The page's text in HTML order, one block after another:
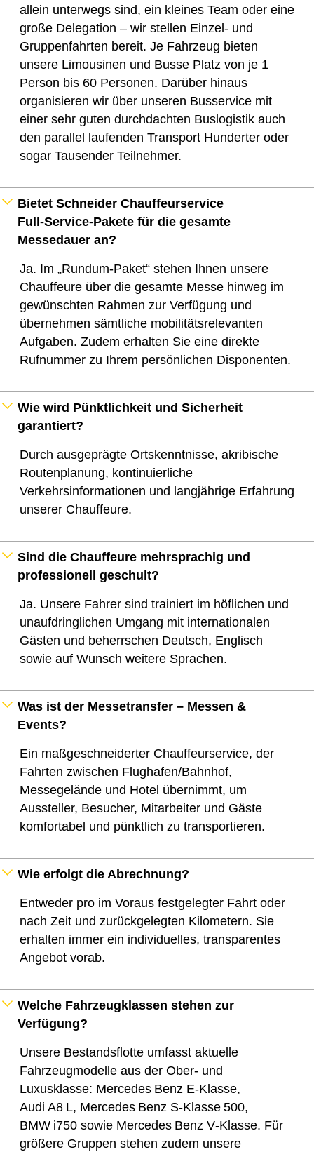
allein unterwegs sind, ein kleines Team oder eine
große Delegation – wir stellen Einzel‑ und
Gruppenfahrten bereit. Je Fahrzeug bieten
unsere Limousinen und Busse Platz von je 1
Person bis 60 Personen. Darüber hinaus
organisieren wir über unseren Busservice mit
einer sehr guten durchdachten Buslogistik auch
den parallel laufenden Transport Hunderter oder
sogar Tausender Teilnehmer.
Bietet Schneider Chauffeurservice
Full‑Service-Pakete für die gesamte
Messedauer an?
Ja. Im „Rundum-Paket“ stehen Ihnen unsere
Chauffeure über die gesamte Messe hinweg im
gewünschten Rahmen zur Verfügung und
übernehmen sämtliche mobilitätsrelevanten
Aufgaben. Zudem erhalten Sie eine direkte
Rufnummer zu Ihrem persönlichen Disponenten.
Wie wird Pünktlichkeit und Sicherheit
garantiert?
Durch ausgeprägte Ortskenntnisse, akribische
Routenplanung, kontinuierliche
Verkehrsinformationen und langjährige Erfahrung
unserer Chauffeure.
Sind die Chauffeure mehrsprachig und
professionell geschult?
Ja. Unsere Fahrer sind trainiert im höflichen und
unaufdringlichen Umgang mit internationalen
Gästen und beherrschen Deutsch, Englisch
sowie auf Wunsch weitere Sprachen.
Was ist der Messetransfer – Messen &
Events?
Ein maßgeschneiderter Chauffeurservice, der
Fahrten zwischen Flughafen/Bahnhof,
Messegelände und Hotel übernimmt, um
Aussteller, Besucher, Mitarbeiter und Gäste
komfortabel und pünktlich zu transportieren.
Wie erfolgt die Abrechnung?
Entweder pro im Voraus festgelegter Fahrt oder
nach Zeit und zurückgelegten Kilometern. Sie
erhalten immer ein individuelles, transparentes
Angebot vorab.
Welche Fahrzeugklassen stehen zur
Verfügung?
Unsere Bestandsflotte umfasst aktuelle
Fahrzeugmodelle aus der Ober‑ und
Luxusklasse: Mercedes Benz E‑Klasse,
Audi A8 L, Mercedes Benz S‑Klasse 500,
BMW i750 sowie Mercedes Benz V‑Klasse. Für
größere Gruppen stehen zudem unsere